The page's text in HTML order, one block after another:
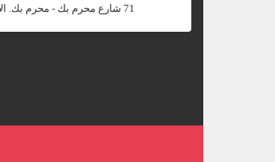
‎71 شارع محرم بك - محرم بك. الاسكندريه